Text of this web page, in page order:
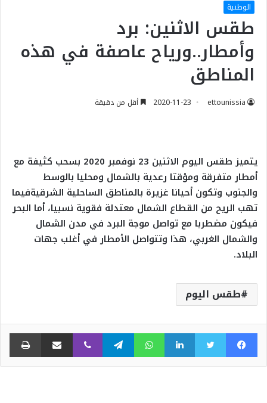
الوطنية
طقس الاثنين: برد
وأمطار..ورياح عاصفة في هذه
المناطق‬
ettounissia
2020-11-23 أقل من دقيقة
‫يتميز طقس اليوم الاثنين 23 نوفمبر 2020 بسحب كثيفة مع
أمطار متفرقة ومؤقتا رعدية بالشمال ومحليا بالوسط
والجنوب وتكون أحيانا غزيرة بالمناطق الساحلية الشرقيةفيما
تهب الريح من القطاع الشمال معتدلة فقوية نسبيا، أما البحر
فيكون مضطربا مع تواصل موجة البرد في مدن الشمال
والشمال الغربي، هذا وتتواصل الأمطار في أغلب جهات
البلاد.‬
طقس اليوم
فيسبوك تويتر لينكدإن واتساب تيلقرام ڤايبر مشاركة عبر البريد